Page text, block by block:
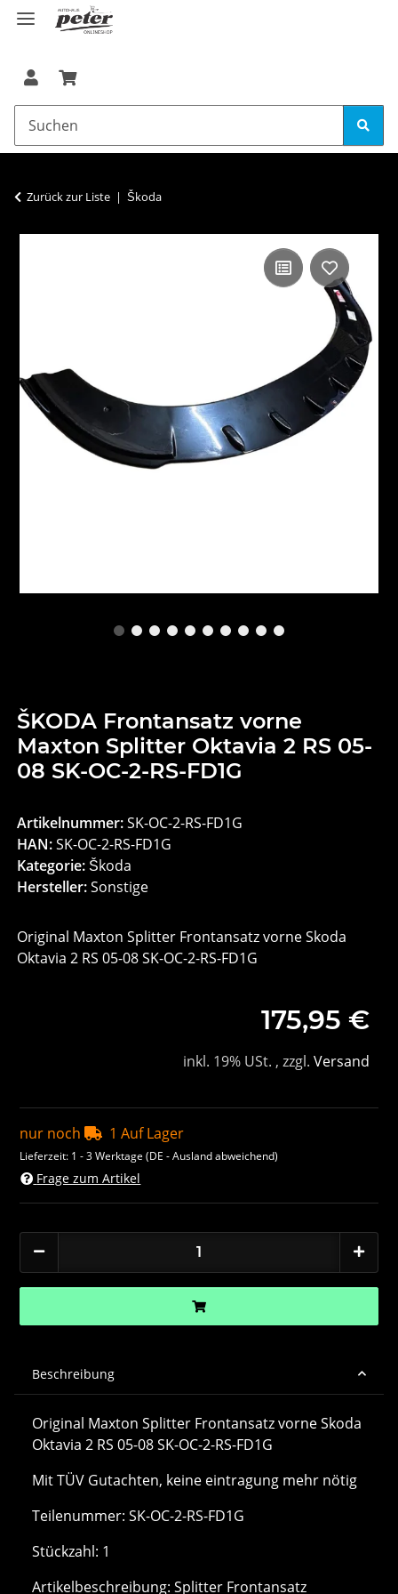
Zurück zur Liste Škoda
ŠKODA Frontansatz vorne
Maxton Splitter Oktavia 2 RS 05-
08 SK-OC-2-RS-FD1G
Artikelnummer:SK-OC-2-RS-FD1G
HAN:SK-OC-2-RS-FD1G
Kategorie: Škoda
Hersteller:Sonstige
Original Maxton Splitter Frontansatz vorne Skoda
Oktavia 2 RS 05-08 SK-OC-2-RS-FD1G
175,95 €
inkl. 19% USt. , zzgl. Versand
nur noch 1 Auf Lager
Lieferzeit: 1 - 3 Werktage(DE - Ausland abweichend)
Frage zum Artikel
Beschreibung
Original Maxton Splitter Frontansatz vorne Skoda
Oktavia 2 RS 05-08 SK-OC-2-RS-FD1G
Mit TÜV Gutachten, keine eintragung mehr nötig
Teilenummer: SK-OC-2-RS-FD1G
Stückzahl: 1
Artikelbeschreibung: Splitter Frontansatz